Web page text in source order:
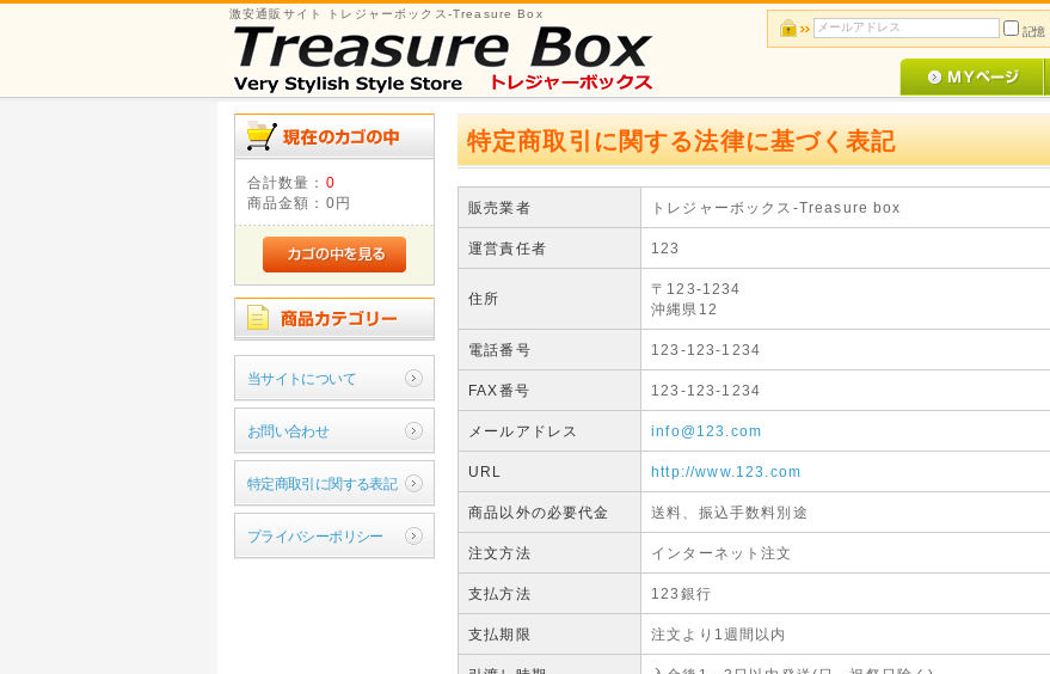
激安通販サイト トレジャーボックス-Treasure Box
記憶
合計数量： 0
商品金額： 0円
当サイトについて
お問い合わせ
特定商取引に関する表記
プライバシーポリシー
特定商取引に関する法律に基づく表記
販売業者 トレジャーボックス-Treasure box
運営責任者 123
住所
〒123-1234
沖縄県12
電話番号 123-123-1234
FAX番号 123-123-1234
メールアドレス info@123.com
URL http://www.123.com
商品以外の必要代金 送料、振込手数料別途
注文方法 インターネット注文
支払方法 123銀行
支払期限 注文より1週間以内